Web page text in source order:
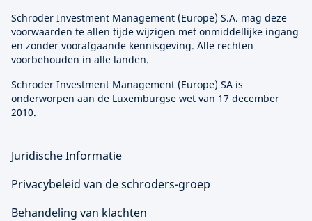
Schroder Investment Management (Europe) S.A. mag deze
voorwaarden te allen tijde wijzigen met onmiddellijke ingang
en zonder voorafgaande kennisgeving. Alle rechten
voorbehouden in alle landen.
Schroder Investment Management (Europe) SA is
onderworpen aan de Luxemburgse wet van 17 december
2010.
Juridische Informatie
Privacybeleid van de schroders-groep
Behandeling van klachten